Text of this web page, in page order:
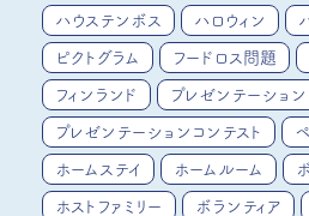
ハウステンボス ハロウィン
ピクトグラム フードロス問題
フィンランド プレゼンテーション
プレゼンテーションコンテスト
ホームステイ ホームルーム
ホストファミリー ボランティア